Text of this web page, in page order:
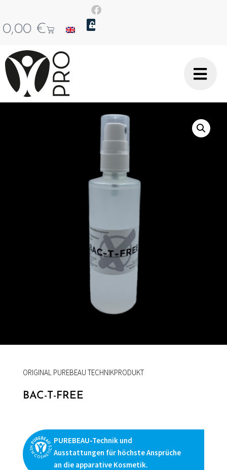
0,00 €
ORIGINAL PUREBEAU TECHNIKPRODUKT
BAC-T-FREE
PUREBEAU-Technik und
Ausstattungen für höchste Ansprüche
an die apparative Kosmetik.